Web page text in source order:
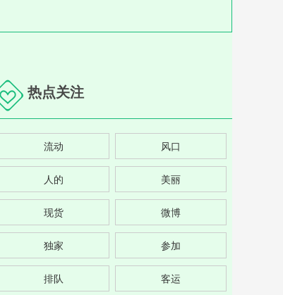
热点关注
流动 风口
人的 美丽
现货 微博
独家 参加
排队 客运